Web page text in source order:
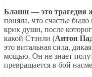
Бланш — это трагедия
поняла, что счастье
крик души, после
какой Стэнли (Антон
это витальная сила,
мощью. Он не знает
превращается в бой